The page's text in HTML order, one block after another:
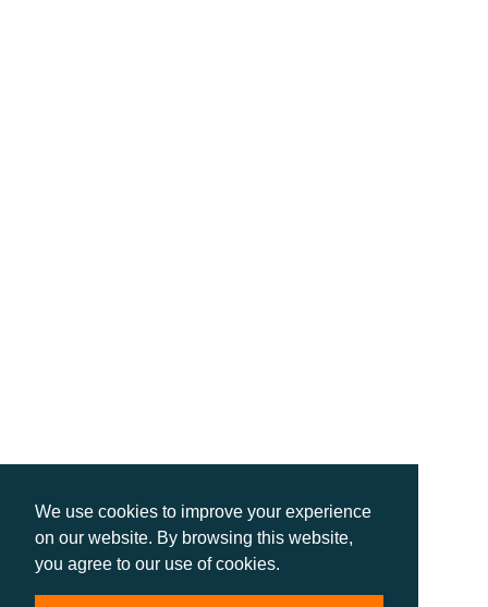
We use cookies to improve your experience
on our website. By browsing this website,
you agree to our use of cookies.